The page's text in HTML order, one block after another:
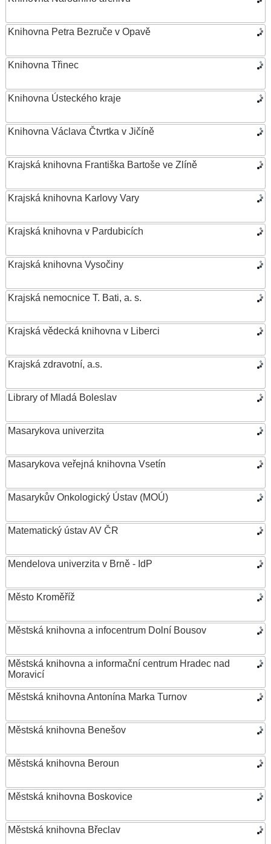
Knihovna Petra Bezruče v Opavě
Knihovna Třinec
Knihovna Ústeckého kraje
Knihovna Václava Čtvrtka v Jičíně
Krajská knihovna Františka Bartoše ve Zlíně
Krajská knihovna Karlovy Vary
Krajská knihovna v Pardubicích
Krajská knihovna Vysočiny
Krajská nemocnice T. Bati, a. s.
Krajská vědecká knihovna v Liberci
Krajská zdravotní, a.s.
Library of Mladá Boleslav
Masarykova univerzita
Masarykova veřejná knihovna Vsetín
Masarykův Onkologický Ústav (MOÚ)
Matematický ústav AV ČR
Mendelova univerzita v Brně - IdP
Město Kroměříž
Městská knihovna a infocentrum Dolní Bousov
Městská knihovna a informační centrum Hradec nad
Moravicí
Městská knihovna Antonína Marka Turnov
Městská knihovna Benešov
Městská knihovna Beroun
Městská knihovna Boskovice
Městská knihovna Břeclav